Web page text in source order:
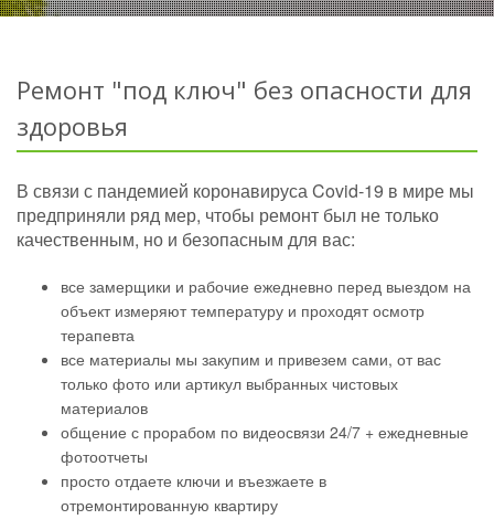
Ремонт "под ключ" без опасности для
здоровья
В связи с пандемией коронавируса Covid-19 в мире мы
предприняли ряд мер, чтобы ремонт был не только
качественным, но и безопасным для вас:
все замерщики и рабочие ежедневно перед выездом на
объект измеряют температуру и проходят осмотр
терапевта
все материалы мы закупим и привезем сами, от вас
только фото или артикул выбранных чистовых
материалов
общение с прорабом по видеосвязи 24/7 + ежедневные
фотоотчеты
просто отдаете ключи и въезжаете в
отремонтированную квартиру